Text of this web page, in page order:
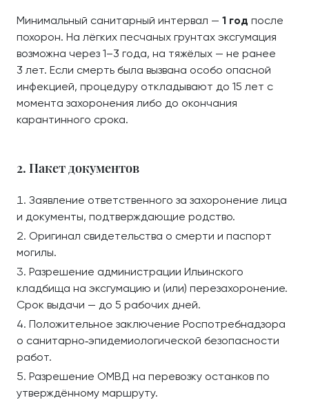
Минимальный санитарный интервал — 1 год после
похорон. На лёгких песчаных грунтах эксгумация
возможна через 1–3 года, на тяжёлых — не ранее
3 лет. Если смерть была вызвана особо опасной
инфекцией, процедуру откладывают до 15 лет с
момента захоронения либо до окончания
карантинного срока.
2. Пакет документов
Заявление ответственного за захоронение лица
и документы, подтверждающие родство.
Оригинал свидетельства о смерти и паспорт
могилы.
Разрешение администрации Ильинского
кладбища на эксгумацию и (или) перезахоронение.
Срок выдачи — до 5 рабочих дней.
Положительное заключение Роспотребнадзора
о санитарно‑эпидемиологической безопасности
работ.
Разрешение ОМВД на перевозку останков по
утверждённому маршруту.